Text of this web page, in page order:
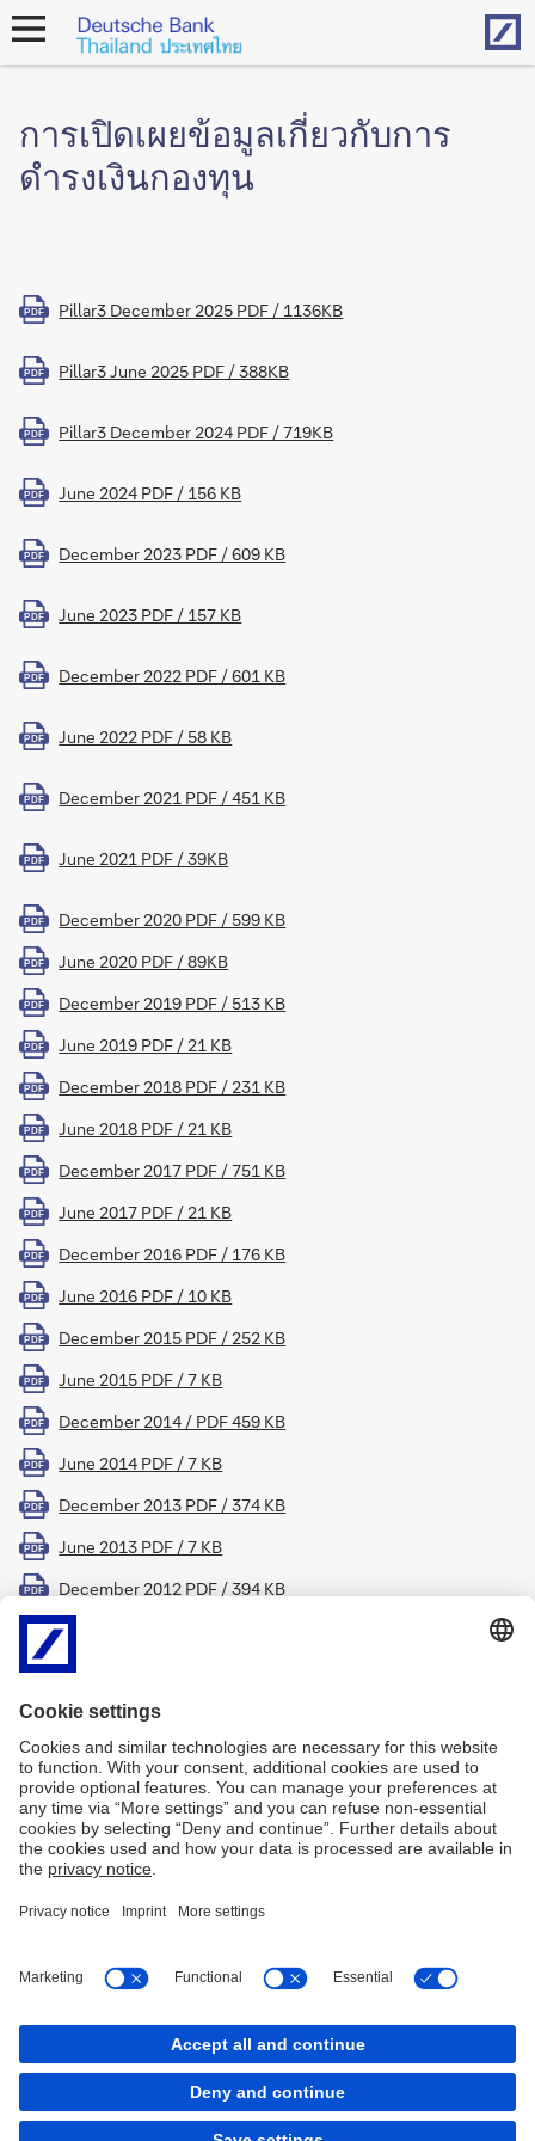
open
การเปิดเผยข้อมูลเกี่ยวกับการ
ดำรงเงินกองทุน
PDF Pillar3 December 2025 PDF / 1136KB
PDF Pillar3 June 2025 PDF / 388KB
PDF Pillar3 December 2024 PDF / 719KB
PDF June 2024 PDF / 156 KB
PDF December 2023 PDF / 609 KB
PDF June 2023 PDF / 157 KB
PDF December 2022 PDF / 601 KB
PDF June 2022 PDF / 58 KB
PDF December 2021 PDF / 451 KB
PDF June 2021 PDF / 39KB
PDF December 2020 PDF / 599 KB
PDF June 2020 PDF / 89KB
PDF December 2019 PDF / 513 KB
PDF June 2019 PDF / 21 KB
PDF December 2018 PDF / 231 KB
PDF June 2018 PDF / 21 KB
PDF December 2017 PDF / 751 KB
PDF June 2017 PDF / 21 KB
PDF December 2016 PDF / 176 KB
PDF June 2016 PDF / 10 KB
PDF December 2015 PDF / 252 KB
PDF June 2015 PDF / 7 KB
PDF December 2014 / PDF 459 KB
PDF June 2014 PDF / 7 KB
PDF December 2013 PDF / 374 KB
PDF June 2013 PDF / 7 KB
PDF December 2012 PDF / 394 KB
PDFJune 2012 PDF / 10 KB
PDFDecember 2011 PDF /526 KB
PDFJune 2011 PDF / 13 KB
December 2010 PDF / 498 KB
PDFJune 2010 PDF / 10 KB
PDF December 2009 PDF / 536 KB
June 2009 PDF / 69 KB
Imprint ข้อความสงวนสิทธิ์ทางกฎหมาย Cookies
back to top
Copyright © 2026 Deutsche Bank AG, Frankfurt am